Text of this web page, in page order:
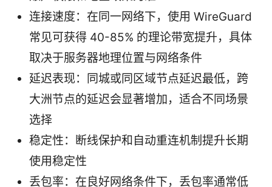
连接速度：在同一网络下，使用 WireGuard
常见可获得 40-85% 的理论带宽提升，具体
取决于服务器地理位置与网络条件
延迟表现：同城或同区域节点延迟最低，跨
大洲节点的延迟会显著增加，适合不同场景
选择
稳定性：断线保护和自动重连机制提升长期
使用稳定性
丢包率：在良好网络条件下，丢包率通常低